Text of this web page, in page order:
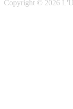
Copyright © 2026